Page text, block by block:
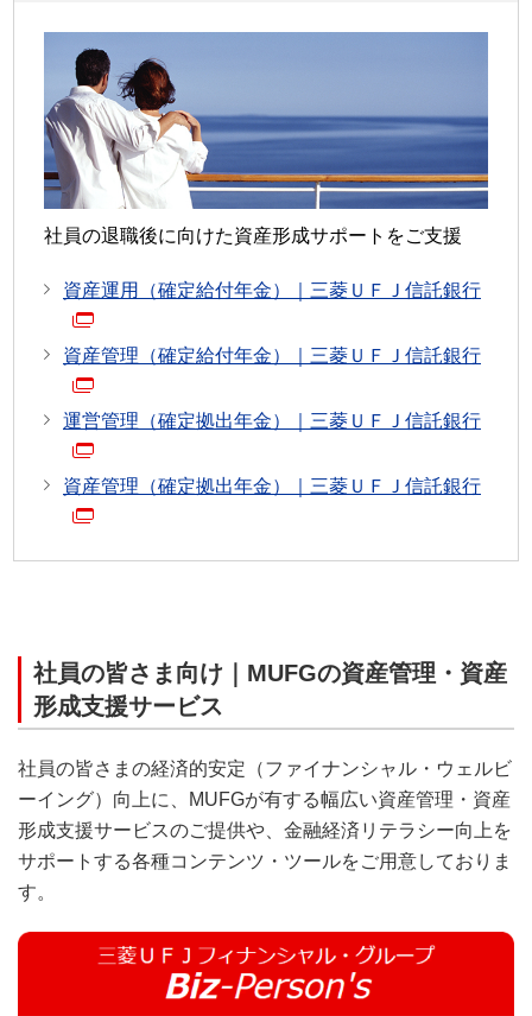
社員の退職後に向けた資産形成サポートをご支援
資産運用（確定給付年金）｜三菱ＵＦＪ信託銀行
資産管理（確定給付年金）｜三菱ＵＦＪ信託銀行
運営管理（確定拠出年金）｜三菱ＵＦＪ信託銀行
資産管理（確定拠出年金）｜三菱ＵＦＪ信託銀行
社員の皆さま向け｜MUFGの資産管理・資産
形成支援サービス
社員の皆さまの経済的安定（ファイナンシャル・ウェルビ
ーイング）向上に、MUFGが有する幅広い資産管理・資産
形成支援サービスのご提供や、金融経済リテラシー向上を
サポートする各種コンテンツ・ツールをご用意しておりま
す。